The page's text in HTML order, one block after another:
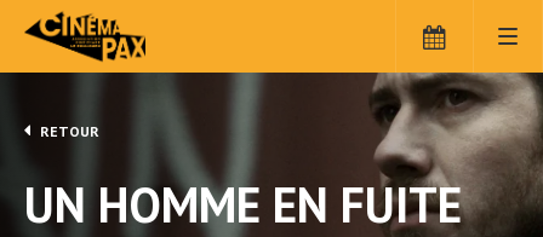
RETOUR
UN HOMME EN FUITE